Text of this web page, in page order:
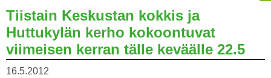
Tiistain Keskustan kokkis ja
Huttukylän kerho kokoontuvat
viimeisen kerran tälle keväälle 22.5
16.5.2012